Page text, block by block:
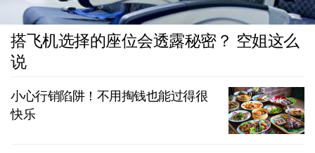
搭飞机选择的座位会透露秘密？ 空姐这么
说
小心行销陷阱！不用掏钱也能过得很
快乐